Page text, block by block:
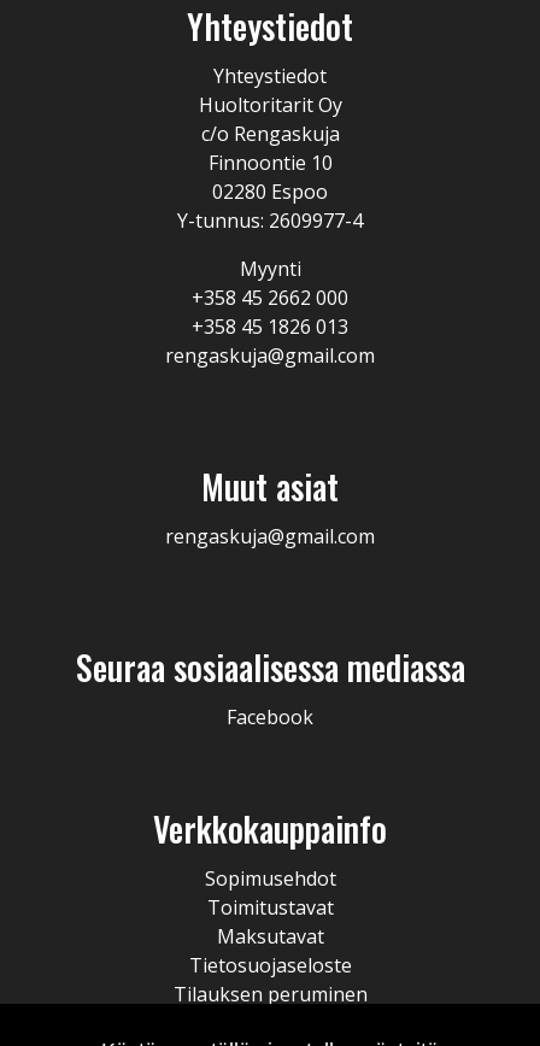
Yhteystiedot
Yhteystiedot
Huoltoritarit Oy
c/o Rengaskuja
Finnoontie 10
02280 Espoo
Y-tunnus: 2609977-4
Myynti
+358 45 2662 000
+358 45 1826 013
rengaskuja@gmail.com
Muut asiat
rengaskuja@gmail.com
Seuraa sosiaalisessa mediassa
Facebook
Verkkokauppainfo
Sopimusehdot
Toimitustavat
Maksutavat
Tietosuojaseloste
Tilauksen peruminen